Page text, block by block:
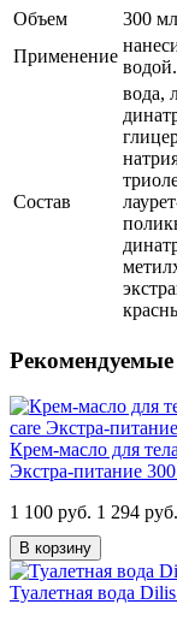
Объем
300 мл
Применение
Состав
вода,
Крем-масло для
Экстра-питание
1 100 руб. 1 294 руб.
В корзину
Туалетная вода